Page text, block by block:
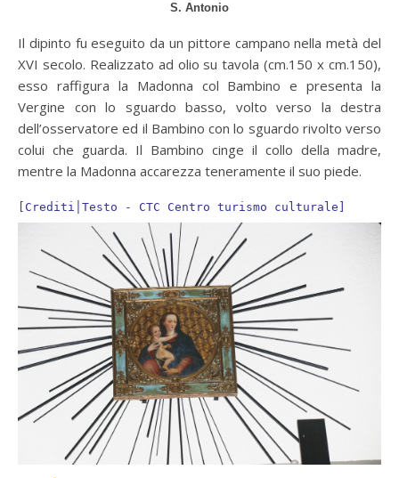
S. Antonio
Il dipinto fu eseguito da un pittore campano nella metà del
XVI secolo. Realizzato ad olio su tavola (cm.150 x cm.150),
esso raffigura la Madonna col Bambino e presenta la
Vergine con lo sguardo basso, volto verso la destra
dell’osservatore ed il Bambino con lo sguardo rivolto verso
colui che guarda. Il Bambino cinge il collo della madre,
mentre la Madonna accarezza teneramente il suo piede.
Crediti│Testo - CTC Centro turismo culturale]